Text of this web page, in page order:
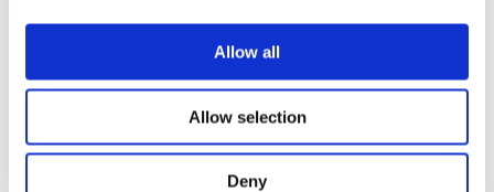
Allow all
Allow selection
Deny